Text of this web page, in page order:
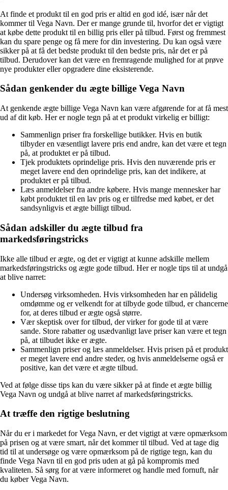
At finde et produkt til en god pris er altid en god idé, især når det
kommer til Vega Navn. Der er mange grunde til, hvorfor det er vigtigt
at købe dette produkt til en billig pris eller på tilbud. Først og fremmest
kan du spare penge og få mere for din investering. Du kan også være
sikker på at få det bedste produkt til den bedste pris, når det er på
tilbud. Derudover kan det være en fremragende mulighed for at prøve
nye produkter eller opgradere dine eksisterende.
Sådan genkender du ægte billige Vega Navn
At genkende ægte billige Vega Navn kan være afgørende for at få mest
ud af dit køb. Her er nogle tegn på at et produkt virkelig er billigt:
Sammenlign priser fra forskellige butikker. Hvis en butik
tilbyder en væsentligt lavere pris end andre, kan det være et tegn
på, at produktet er på tilbud.
Tjek produktets oprindelige pris. Hvis den nuværende pris er
meget lavere end den oprindelige pris, kan det indikere, at
produktet er på tilbud.
Læs anmeldelser fra andre købere. Hvis mange mennesker har
købt produktet til en lav pris og er tilfredse med købet, er det
sandsynligvis et ægte billigt tilbud.
Sådan adskiller du ægte tilbud fra
markedsføringstricks
Ikke alle tilbud er ægte, og det er vigtigt at kunne adskille mellem
markedsføringstricks og ægte gode tilbud. Her er nogle tips til at undgå
at blive narret:
Undersøg virksomheden. Hvis virksomheden har en pålidelig
omdømme og er velkendt for at tilbyde gode tilbud, er chancerne
for, at deres tilbud er ægte også større.
Vær skeptisk over for tilbud, der virker for gode til at være
sande. Store rabatter og usædvanligt lave priser kan være et tegn
på, at tilbudet ikke er ægte.
Sammenlign priser og læs anmeldelser. Hvis prisen på et produkt
er meget lavere end andre steder, og hvis anmeldelserne også er
positive, kan det være et ægte tilbud.
Ved at følge disse tips kan du være sikker på at finde et ægte billig
Vega Navn og undgå at blive narret af markedsføringstricks.
At træffe den rigtige beslutning
Når du er i markedet for Vega Navn, er det vigtigt at være opmærksom
på prisen og at være smart, når det kommer til tilbud. Ved at tage dig
tid til at undersøge og være opmærksom på de rigtige tegn, kan du
finde Vega Navn til en god pris uden at gå på kompromis med
kvaliteten. Så sørg for at være informeret og handle med fornuft, når
du køber Vega Navn.